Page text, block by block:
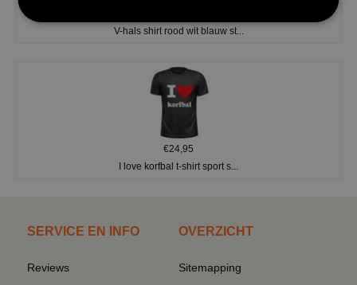
V-hals shirt rood wit blauw st...
€24,95
I love korfbal t-shirt sport s...
SERVICE EN INFO
Reviews
OVERZICHT
Sitemapping